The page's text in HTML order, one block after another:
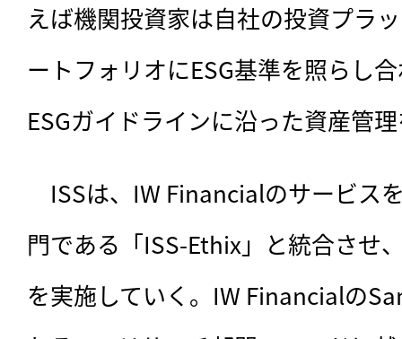
えば機関投資家は自社の投資プラ
ートフォリオにESG基準を照らし
ESGガイドラインに沿った資産管
ISSは、IW Financialのサービス
門である「ISS-Ethix」と統合させ
を実施していく。IW Financialの